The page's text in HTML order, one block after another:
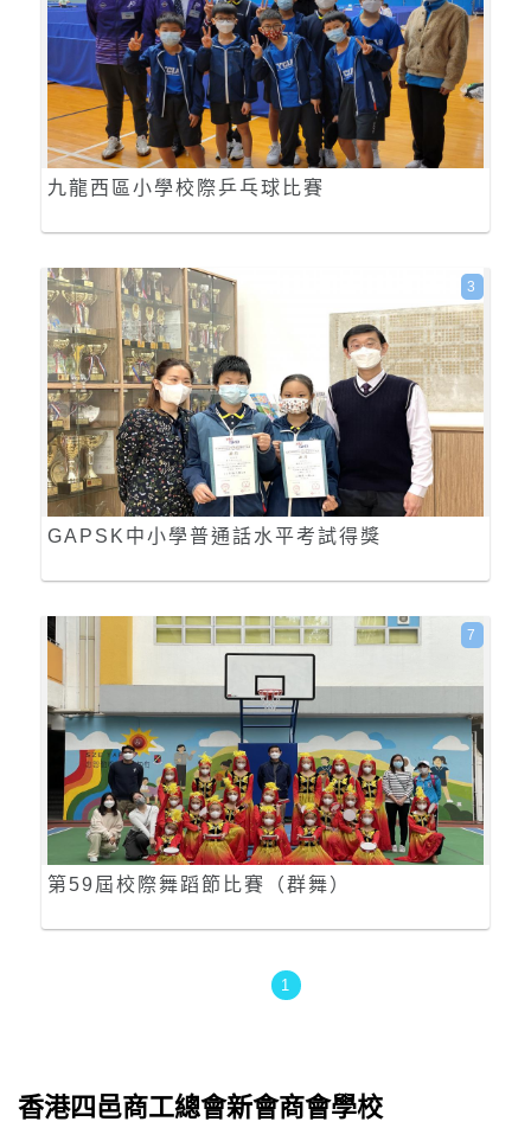
九龍西區小學校際乒乓球比賽
GAPSK中小學普通話水平考試得獎
3
第59屆校際舞蹈節比賽（群舞）
7
1
香港四邑商工總會新會商會學校